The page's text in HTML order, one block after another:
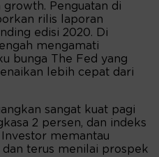
Penguatan di
rilis laporan
edisi 2020. Di
mengamati
bunga The Fed yang
lebih cepat dari
sangat kuat pagi
2 persen, dan indeks
memantau
terus menilai prospek